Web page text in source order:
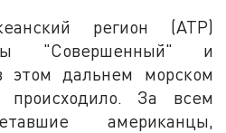
регион (АТР)
"Совершенный" и
дальнем морском
За всем
американцы,